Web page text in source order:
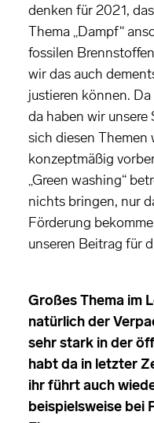
denken für 2021,
Thema „Dampf“
fossilen
wir das auch
justieren können.
da haben wir unsere
sich diesen Themen
konzeptmäßig
„Green washing“
nichts bringen, nur
Förderung
unseren Beitrag für
Großes Thema im
natürlich der
sehr stark in der
habt da in letzter
ihr führt auch
beispielsweise bei